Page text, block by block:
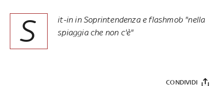
S
it-in in Soprintendenza e flashmob "nella
spiaggia che non c'è"
CONDIVIDI